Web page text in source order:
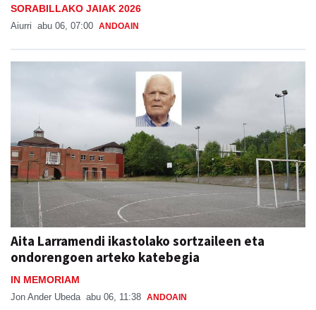
SORABILLAKO JAIAK 2026
Aiurri abu 06, 07:00 ANDOAIN
Aita Larramendi ikastolako sortzaileen eta
ondorengoen arteko katebegia
IN MEMORIAM
Jon Ander Ubeda abu 06, 11:38 ANDOAIN